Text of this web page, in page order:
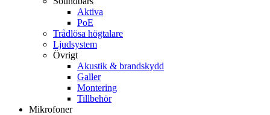
Aktiva
PoE
Trådlösa högtalare
Ljudsystem
Övrigt
Akustik & brandskydd
Galler
Montering
Tillbehör
Mikrofoner